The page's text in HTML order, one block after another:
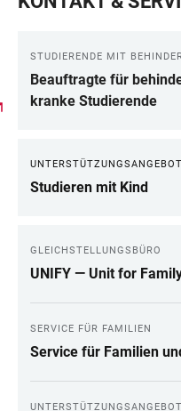
STUDIERENDE MIT
Beauftragte für
kranke Studierende
Studieren mit Kind
GLEICHSTELLUNGSBÜRO
UNIFY — Unit for
SERVICE FÜR FAMILIEN
Service für Familien